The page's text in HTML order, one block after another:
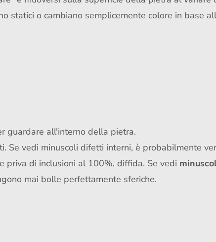
statici o cambiano semplicemente colore in base
guardare all'interno della pietra.
Se vedi minuscoli difetti interni, è probabilmente
priva di inclusioni al 100%, diffida. Se vedi
mai bolle perfettamente sferiche.